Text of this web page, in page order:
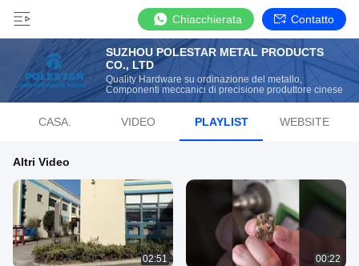
Chiacchierata Contatto
SUZHOU POLESTAR METAL PRODUCTS
CO., LTD
Quality Hardware su ordinazione del metallo,
Componenti meccanici di precisione produttore cinese
CASA. VIDEO PLAYLIST WEBSITE
Altri Video
02:51 00:22